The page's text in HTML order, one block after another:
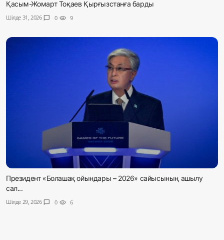
Қасым-Жомарт Тоқаев Қырғызстанға барды
Шілде 31, 2026 chat_bubble 0 visibility 9
Президент «Болашақ ойындары – 2026» сайысының ашылу
сал...
Шілде 29, 2026 chat_bubble 0 visibility 6